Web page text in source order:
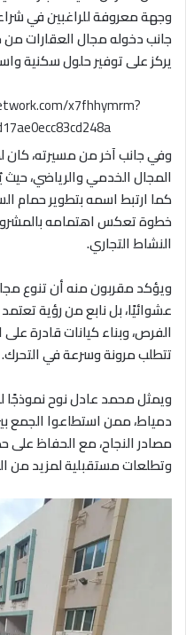
وجهة معروفة للراغبين في
جانب دخوله مجال العقارات
يركز على توفير حلول سكنية
x7fhhymrm?
وفي جانب آخر من مسيرته،
المجال الخدمي والرياضي،
كما ارتبط اسمه بتطوير حمام
خطوة تعكس اهتمامه
النشاط التجاري.
ويؤكد مقربون منه أن تنوع
عشوائيًا، بل نابع من رؤية
الفرص، وبناء كيانات قادرة
تتطلب مرونة وسرعة في التحرك.
ويمثل محمد عادل نوح نموذجًا
دمياط، ممن استطاعوا الجمع
مصادر النجاح، مع الحفاظ
وتطلعات مستقبلية لمزيد من